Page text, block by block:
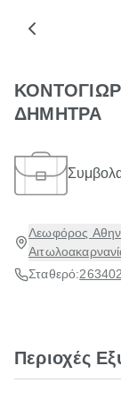
ΔΗΜΗΤΡΑ
Λεωφόρος
Σταθερό:
Περιοχές